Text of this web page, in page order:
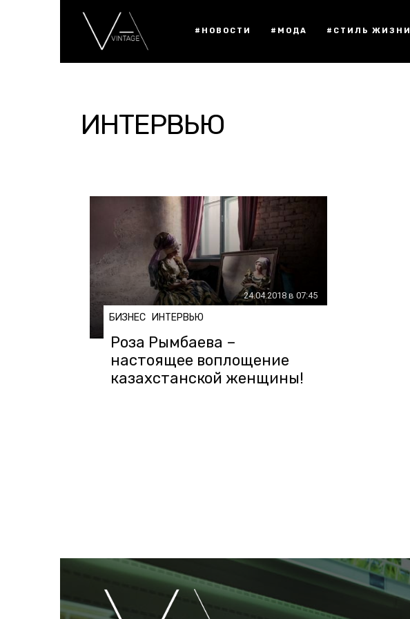
#НОВОСТИ #МОДА #СТИЛЬ ЖИЗНИ
ИНТЕРВЬЮ
24.04.2018 в 07:45
БИЗНЕС ИНТЕРВЬЮ
Роза Рымбаева –
настоящее воплощение
казахстанской женщины!